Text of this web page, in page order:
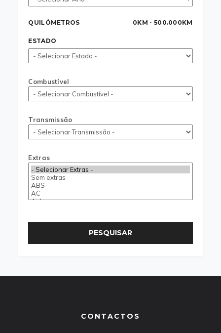
QUILÓMETROS 0KM - 500.000KM
ESTADO
Combustível
Transmissão
Extras
PESQUISAR
CONTACTOS